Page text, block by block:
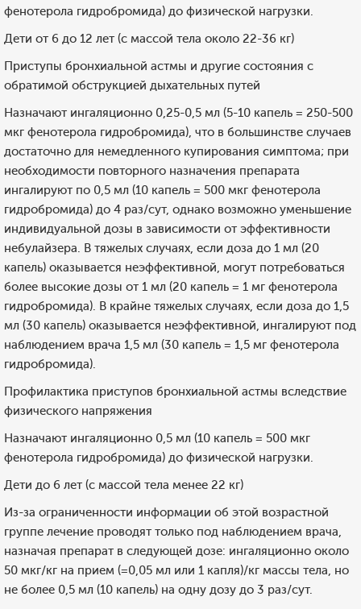
фенотерола гидробромида) до физической нагрузки.
Дети от 6 до 12 лет (с массой тела около 22-36 кг)
Приступы бронхиальной астмы и другие состояния с
обратимой обструкцией дыхательных путей
Назначают ингаляционно 0,25-0,5 мл (5-10 капель = 250-500
мкг фенотерола гидробромида), что в большинстве случаев
достаточно для немедленного купирования симптома; при
необходимости повторного назначения препарата
ингалируют по 0,5 мл (10 капель = 500 мкг фенотерола
гидробромида) до 4 раз/сут, однако возможно уменьшение
индивидуальной дозы в зависимости от эффективности
небулайзера. В тяжелых случаях, если доза до 1 мл (20
капель) оказывается неэффективной, могут потребоваться
более высокие дозы от 1 мл (20 капель = 1 мг фенотерола
гидробромида). В крайне тяжелых случаях, если доза до 1,5
мл (30 капель) оказывается неэффективной, ингалируют под
наблюдением врача 1,5 мл (30 капель = 1,5 мг фенотерола
гидробромида).
Профилактика приступов бронхиальной астмы вследствие
физического напряжения
Назначают ингаляционно 0,5 мл (10 капель = 500 мкг
фенотерола гидробромида) до физической нагрузки.
Дети до 6 лет (с массой тела менее 22 кг)
Из-за ограниченности информации об этой возрастной
группе лечение проводят только под наблюдением врача,
назначая препарат в следующей дозе: ингаляционно около
50 мкг/кг на прием (=0,05 мл или 1 капля)/кг массы тела, но
не более 0,5 мл (10 капель) на одну дозу до 3 раз/сут.